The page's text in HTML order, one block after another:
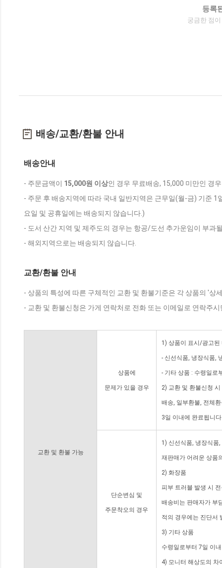
등록
궁금한 점
배송/교환/환불 안내
배송안내
- 주문금액이 15,000원 이상인 경우 무료배송, 15,000 미만인 경
- 주문 후 배송지역에 따라 국내 일반지역은 근무일(월-금) 기준
요일 및 공휴일에는 배송되지 않습니다.)
- 도서 산간 지역 및 제주도의 경우는 항공/도선 추가운임이 부과
- 해외지역으로는 배송되지 않습니다.
교환/환불 안내
- 상품의 특성에 따른 구체적인 교환 및 환불기준은 각 상품의 '상
- 교환 및 환불신청은 가게 연락처로 전화 또는 이메일로 연락주
교환 및 환불 가능
상품에
문제가 있을 경우
1) 상품이 표시/광고된
- 신선식품, 냉장식품,
- 기타 상품 : 수령일로
2) 교환 및 환불신청
배송, 일부환불, 전체
3일 이내에 완료됩니
단순변심 및
주문착오의 경우
1) 신선식품, 냉장식품
재판매가 어려운 상품
2) 화장품
피부 트러블 발생 시
배송비는 판매자가 부
적의 경우에는 진단서
3) 기타 상품
수령일로부터 7일 이
4) 모니터 해상도의 차